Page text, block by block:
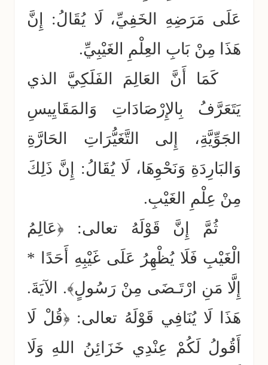
عَلَى مَرَضِهِ الخَفِيِّ، لَا يُقَالُ: إِنَّ
هَذَا مِنْ بَابِ العِلْمِ الغَيْبِيِّ.
كَمَا أَنَّ العَالِمَ الفَلَكِيَّ الذي
يَتَعَرَّفُ بِالإِرْصَادَاتِ وَالمَقَايِيسِ
الجَوِّيَّةِ، إِلى التَّغَيُّرَاتِ الحَارَّةِ
وَالبَارِدَةِ وَنَحْوِهَا، لَا يُقَالُ: إِنَّ ذَلِكَ
مِنْ عِلْمِ الغَيْبِ.
ثُمَّ إِنَّ قَوْلَهُ تعالى: ﴿عَالِمُ
الْغَيْبِ فَلَا يُظْهِرُ عَلَى غَيْبِهِ أَحَدًا *
إِلَّا مَنِ ارْتَـضَى مِنْ رَسُولٍ﴾. الآيَةَ.
هَذَا لَا يُنَافِي قَوْلَهُ تعالى: ﴿قُلْ لَا
أَقُولُ لَكُمْ عِنْدِي خَزَائِنُ اللهِ وَلَا